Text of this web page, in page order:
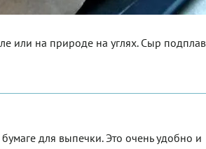
или на природе на углях. Сыр
для выпечки. Это очень удобно и